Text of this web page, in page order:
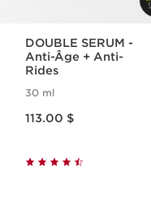
DOUBLE SERUM -
Anti-Âge + Anti-
Rides
30 ml
113.00 $